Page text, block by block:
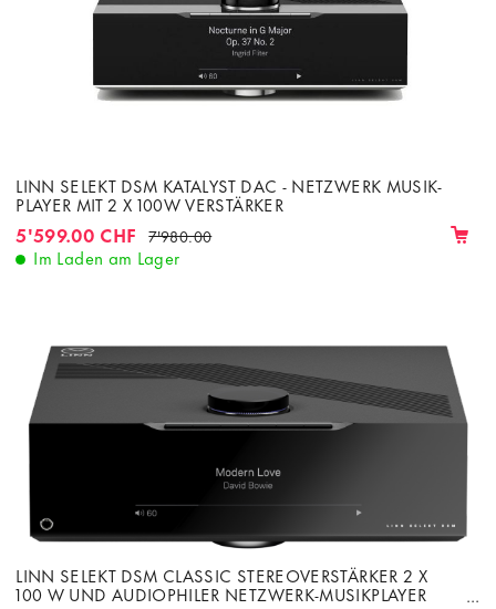
LINN SELEKT DSM KATALYST DAC - NETZWERK MUSIK-
PLAYER MIT 2 X 100W VERSTÄRKER
5'599.00 CHF 7'980.00
Im Laden am Lager
LINN SELEKT DSM CLASSIC STEREOVERSTÄRKER 2 X
100 W UND AUDIOPHILER NETZWERK-MUSIKPLAYER